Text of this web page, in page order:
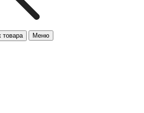
Меню